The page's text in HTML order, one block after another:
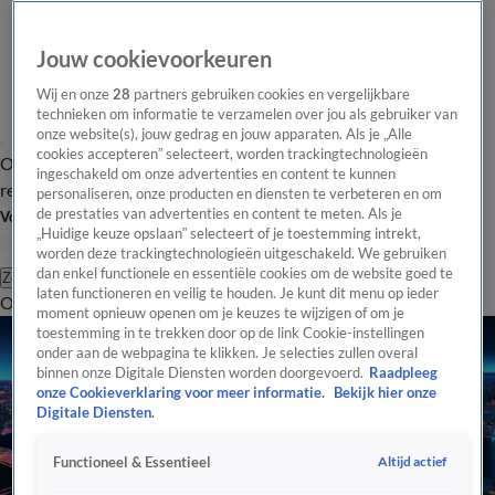
Overzicht Laatste nieuws Regionieuws Het beste van Hart
Tip de
redactie
Volg Hart van Nederland
Zoeken
OverzichtRegioUitzendingenWeerTip de redactiePanelVideo's
Jouw cookievoorkeuren
Wij en onze28 partners gebruiken cookies en vergelijkbare
technieken om informatie te verzamelen over jou als gebruiker van
onze website(s), jouw gedrag en jouw apparaten. Als je „Alle
cookies accepteren” selecteert, worden trackingtechnologieën
ingeschakeld om onze advertenties en content te kunnen
personaliseren, onze producten en diensten te verbeteren en om
de prestaties van advertenties en content te meten. Als je
„Huidige keuze opslaan” selecteert of je toestemming intrekt,
worden deze trackingtechnologieën uitgeschakeld. We gebruiken
dan enkel functionele en essentiële cookies om de website goed te
laten functioneren en veilig te houden. Je kunt dit menu op ieder
moment opnieuw openen om je keuzes te wijzigen of om je
toestemming in te trekken door op de link Cookie-instellingen
onder aan de webpagina te klikken. Je selecties zullen overal
binnen onze Digitale Diensten worden doorgevoerd. Raadpleeg
onze Cookieverklaring voor meer informatie.
Bekijk hier onze
Digitale Diensten.
Functioneel & Essentieel Altijd actief